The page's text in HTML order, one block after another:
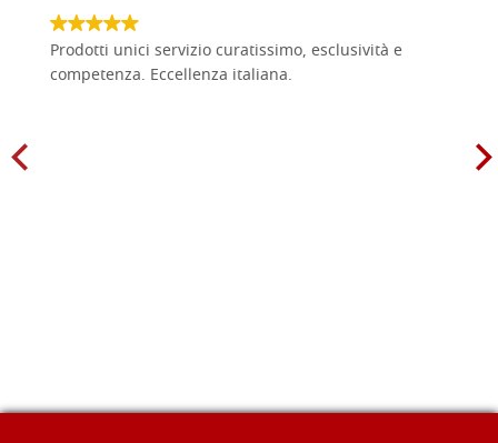
Prodotti unici servizio curatissimo, esclusività e
competenza. Eccellenza italiana.